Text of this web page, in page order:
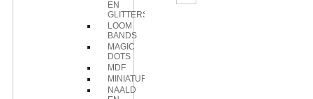
EN
GLITTERS
LOOM
BANDS
MAGIC
DOTS
MDF
MINIATUREN
NAALD